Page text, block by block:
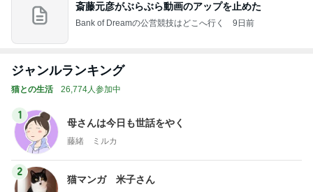
斎藤元彦がぶらぶら動画のアップを止めた
Bank of Dreamの公営競技はどこへ行く 9日前
ジャンルランキング
猫との生活 26,774人参加中
1
母さんは今日も世話をやく
藤緒 ミルカ
2
猫マンガ 米子さん